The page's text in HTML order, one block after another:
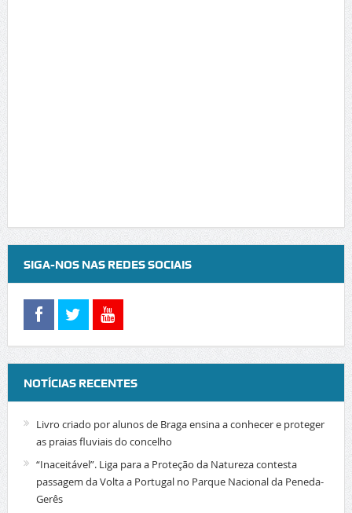
SIGA-NOS NAS REDES SOCIAIS
NOTÍCIAS RECENTES
Livro criado por alunos de Braga ensina a conhecer e proteger
as praias fluviais do concelho
“Inaceitável”. Liga para a Proteção da Natureza contesta
passagem da Volta a Portugal no Parque Nacional da Peneda-
Gerês